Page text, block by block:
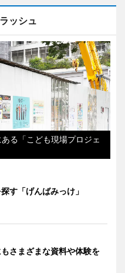
ッシュ
る「こども現場プロジェ
す「げんばみっけ」
さまざまな資料や体験を